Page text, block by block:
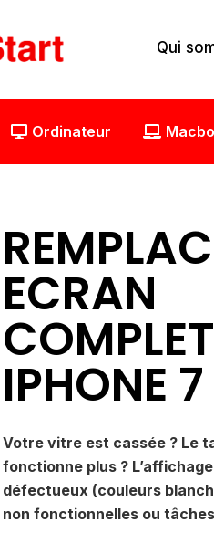
Qui
Ordinateur
ECRAN
COMPLET
IPHONE 7
Votre vitre est cassée ? Le
fonctionne plus ?
défectueux (couleurs
non fonctionnelles ou